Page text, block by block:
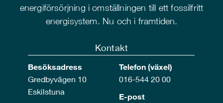
energiförsörjning i omställningen till ett fossilfritt
energisystem. Nu och i framtiden.
Kontakt
Besöksadress
Gredbyvägen 10
Eskilstuna
Telefon (växel)
016-544 20 00
E-post